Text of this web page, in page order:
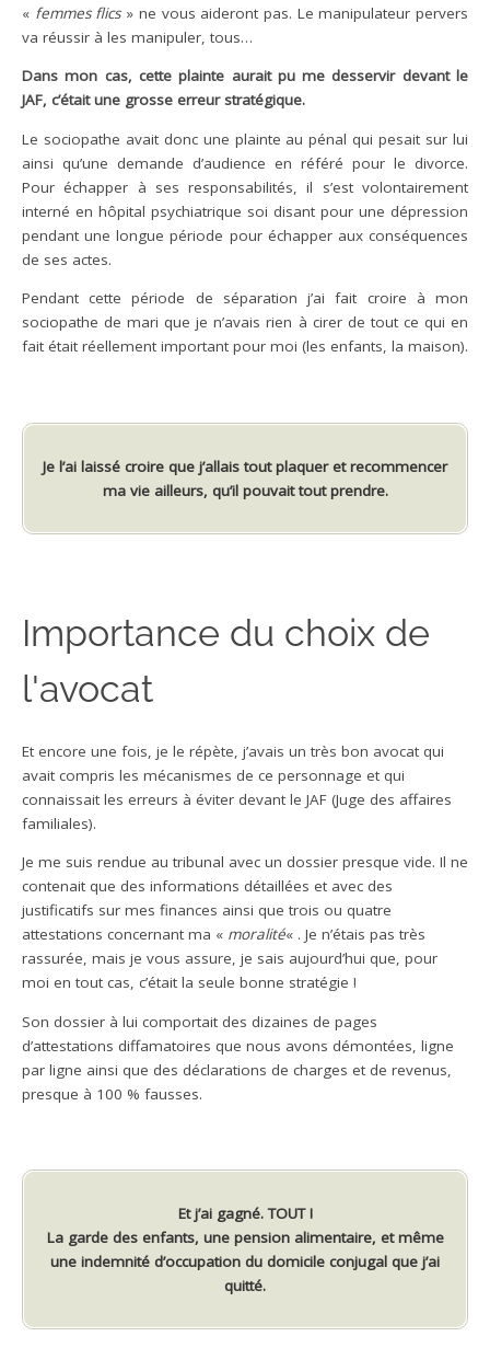
« femmes flics» ne vous aideront pas. Le manipulateur pervers
va réussir à les manipuler, tous…
Dans mon cas, cette plainte aurait pu me desservir devant le
JAF, c’était une grosse erreur stratégique.
Le sociopathe avait donc une plainte au pénal qui pesait sur lui
ainsi qu’une demande d’audience en référé pour le divorce.
Pour échapper à ses responsabilités, il s’est volontairement
interné en hôpital psychiatrique soi disant pour une dépression
pendant une longue période pour échapper aux conséquences
de ses actes.
Pendant cette période de séparation j’ai fait croire à mon
sociopathe de mari que je n’avais rien à cirer de tout ce qui en
fait était réellement important pour moi (les enfants, la maison).
Je l’ai laissé croire que j’allais tout plaquer et recommencer
ma vie ailleurs, qu’il pouvait tout prendre.
Importance du choix de
l'avocat
Et encore une fois, je le répète, j’avais un très bon avocat qui
avait compris les mécanismes de ce personnage et qui
connaissait les erreurs à éviter devant le JAF (Juge des affaires
familiales).
Je me suis rendue au tribunal avec un dossier presque vide. Il ne
contenait que des informations détaillées et avec des
justificatifs sur mes finances ainsi que trois ou quatre
attestations concernant ma « moralité« . Je n’étais pas très
rassurée, mais je vous assure, je sais aujourd’hui que, pour
moi en tout cas, c’était la seule bonne stratégie !
Son dossier à lui comportait des dizaines de pages
d’attestations diffamatoires que nous avons démontées, ligne
par ligne ainsi que des déclarations de charges et de revenus,
presque à 100 % fausses.
Et j’ai gagné. TOUT !
La garde des enfants, une pension alimentaire, et même
une indemnité d’occupation du domicile conjugal que j’ai
quitté.